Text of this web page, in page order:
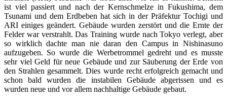
ist viel passiert und nach der Kernschmelze in Fukushima, dem
Tsunami und dem Erdbeben hat sich in der Präfektur Tochigi und
ARI einiges geändert. Gebäude wurden zerstört und die Ernte der
Felder war verstrahlt. Das Training wurde nach Tokyo verlegt, aber
so wirklich dachte man nie daran den Campus in Nishinasuno
aufzugeben. So wurde die Werbetrommel gedreht und es musste
sehr viel Geld für neue Gebäude und zur Säuberung der Erde von
den Strahlen gesammelt. Dies wurde recht erfolgreich gemacht und
schon bald wurden die instabilen Gebäude abgerissen und es
wurden neue und vor allem nachhaltige Gebäude gebaut.